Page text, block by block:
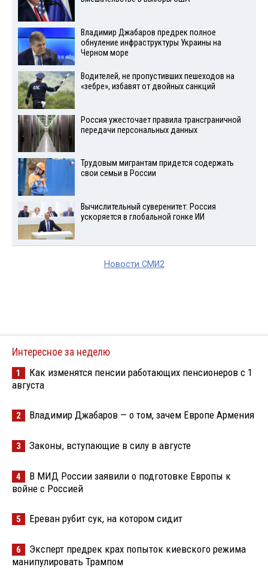
Владимир Джабаров предрек полное
обнуление инфраструктуры Украины на
Черном море
Водителей, не пропустивших пешеходов на
«зебре», избавят от двойных санкций
Россия ужесточает правила трансграничной
передачи персональных данных
Трудовым мигрантам придется содержать
свои семьи в России
Вычислительный суверенитет: Россия
ускоряется в глобальной гонке ИИ
Новости СМИ2
Интересное за неделю
1
Как изменятся пенсии работающих пенсионеров с 1
августа
2 Владимир Джабаров — о том, зачем Европе Армения
3 Законы, вступающие в силу в августе
4
В МИД России заявили о подготовке Европы к
войне с Россией
5 Ереван рубит сук, на котором сидит
6
Эксперт предрек крах попыток киевского режима
манипулировать Трампом